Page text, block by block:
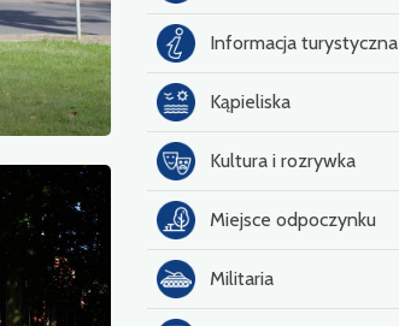
Informacja turystyczna
Kąpieliska
Kultura i rozrywka
Miejsce odpoczynku
Militaria